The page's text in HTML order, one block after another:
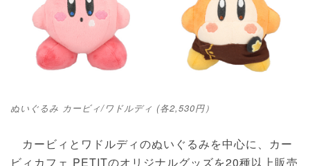
ぬいぐるみ カービィ/ワドルディ (各2,530円）
カービィとワドルディのぬいぐるみを中心に、カー
ビィカフェ PETITのオリジナルグッズを20種以上販売